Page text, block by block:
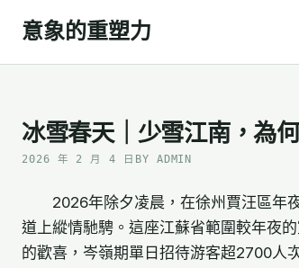
content
意象的重塑力
冰雪春天｜少雪江南，為
2026 年 2 月 4 日 BY ADMIN
2026年除夕凌晨，在徐州賈汪區年
道上縱情馳騁。這座江蘇省範圍較年夜
的歡喜，岑嶺期單日招待游客超2700